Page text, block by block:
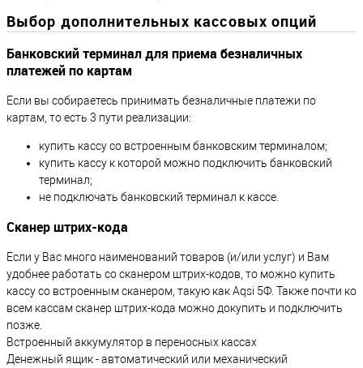
Выбор дополнительных кассовых опций
Банковский терминал для приема безналичных
платежей по картам
Если вы собираетесь принимать безналичные платежи по
картам, то есть 3 пути реализации:
купить кассу со встроенным банковским терминалом;
купить кассу к которой можно подключить банковский
терминал;
не подключать банковский терминал к кассе.
Сканер штрих-кода
Если у Вас много наименований товаров (и/или услуг) и Вам
удобнее работать со сканером штрих-кодов, то можно купить
кассу со встроенным сканером, такую как Aqsi 5Ф. Также почти ко
всем кассам сканер штрих-кода можно докупить и подключить
позже.
Встроенный аккумулятор в переносных кассах
Денежный ящик - автоматический или механический